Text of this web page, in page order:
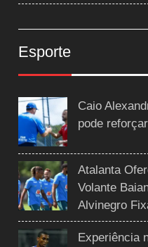
Esporte
Caio
pode
Atalanta
Volante
Alvinegro
Experiência